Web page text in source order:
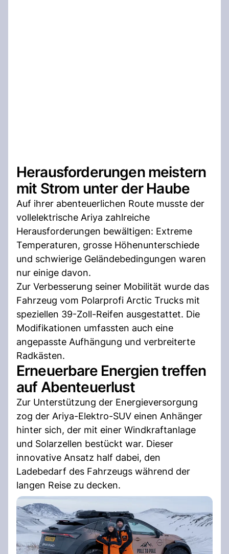
Herausforderungen meistern
mit Strom unter der Haube
Auf ihrer abenteuerlichen Route musste der
vollelektrische Ariya zahlreiche
Herausforderungen bewältigen: Extreme
Temperaturen, grosse Höhenunterschiede
und schwierige Geländebedingungen waren
nur einige davon.
Zur Verbesserung seiner Mobilität wurde das
Fahrzeug vom Polarprofi Arctic Trucks mit
speziellen 39-Zoll-Reifen ausgestattet. Die
Modifikationen umfassten auch eine
angepasste Aufhängung und verbreiterte
Radkästen.
Erneuerbare Energien treffen
auf Abenteuerlust
Zur Unterstützung der Energieversorgung
zog der Ariya-Elektro-SUV einen Anhänger
hinter sich, der mit einer Windkraftanlage
und Solarzellen bestückt war. Dieser
innovative Ansatz half dabei, den
Ladebedarf des Fahrzeugs während der
langen Reise zu decken.